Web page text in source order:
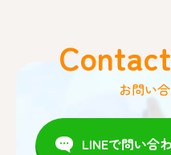
お問い
LINEで問い合